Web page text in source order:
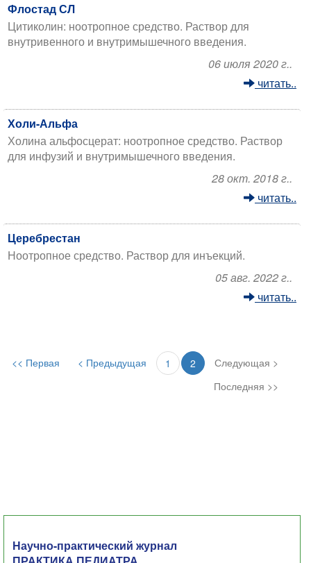
Флостад СЛ
Цитиколин: ноотропное средство. Раствор для
внутривенного и внутримышечного введения.
06 июля 2020 г..
читать..
Холи-Альфа
Холина альфосцерат: ноотропное средство. Раствор
для инфузий и внутримышечного введения.
28 окт. 2018 г..
читать..
Церебрестан
Ноотропное средство. Раствор для инъекций.
05 авг. 2022 г..
читать..
<< Первая < Предыдущая 1 2
Следующая >
Последняя >>
Научно-практический журнал